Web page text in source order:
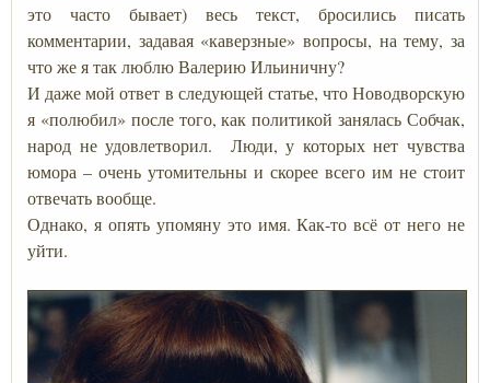
это часто бывает) весь текст, бросились писать
комментарии, задавая «каверзные» вопросы, на тему, за
что же я так люблю Валерию Ильиничну?
И даже мой ответ в следующей статье, что Новодворскую
я «полюбил» после того, как политикой занялась Собчак,
народ не удовлетворил. Люди, у которых нет чувства
юмора – очень утомительны и скорее всего им не стоит
отвечать вообще.
Однако, я опять упомяну это имя. Как-то всё от него не
уйти.